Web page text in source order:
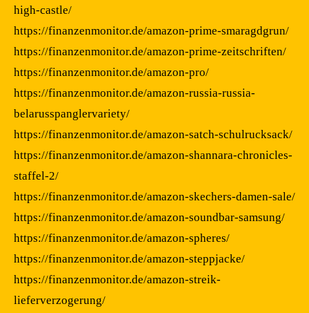
high-castle/
https://finanzenmonitor.de/amazon-prime-smaragdgrun/
https://finanzenmonitor.de/amazon-prime-zeitschriften/
https://finanzenmonitor.de/amazon-pro/
https://finanzenmonitor.de/amazon-russia-russia-
belarusspanglervariety/
https://finanzenmonitor.de/amazon-satch-schulrucksack/
https://finanzenmonitor.de/amazon-shannara-chronicles-
staffel-2/
https://finanzenmonitor.de/amazon-skechers-damen-sale/
https://finanzenmonitor.de/amazon-soundbar-samsung/
https://finanzenmonitor.de/amazon-spheres/
https://finanzenmonitor.de/amazon-steppjacke/
https://finanzenmonitor.de/amazon-streik-
lieferverzogerung/